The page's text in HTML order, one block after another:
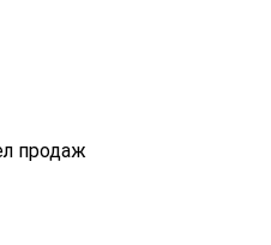
продаж